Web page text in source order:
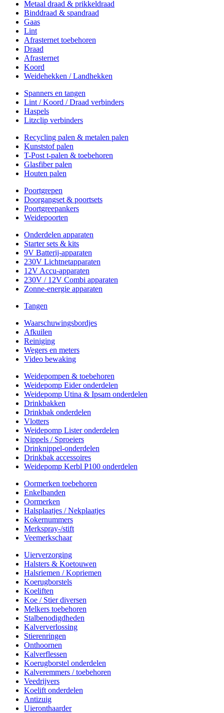
Metaal draad & prikkeldraad
Binddraad & spandraad
Gaas
Lint
Afrasternet toebehoren
Draad
Afrasternet
Koord
Weidehekken / Landhekken
Spanners en tangen
Lint / Koord / Draad verbinders
Haspels
Litzclip verbinders
Recycling palen & metalen palen
Kunststof palen
T-Post t-palen & toebehoren
Glasfiber palen
Houten palen
Poortgrepen
Doorgangset & poortsets
Poortgreepankers
Weidepoorten
Onderdelen apparaten
Starter sets & kits
9V Batterij-apparaten
230V Lichtnetapparaten
12V Accu-apparaten
230V / 12V Combi apparaten
Zonne-energie apparaten
Tangen
Waarschuwingsbordjes
Afkuilen
Reiniging
Wegers en meters
Video bewaking
Weidepompen & toebehoren
Weidepomp Eider onderdelen
Weidepomp Utina & Ipsam onderdelen
Drinkbakken
Drinkbak onderdelen
Vlotters
Weidepomp Lister onderdelen
Nippels / Sproeiers
Drinknippel-onderdelen
Drinkbak accessoires
Weidepomp Kerbl P100 onderdelen
Oormerken toebehoren
Enkelbanden
Oormerken
Halsplaatjes / Nekplaatjes
Kokernummers
Merkspray-/stift
Veemerkschaar
Uierverzorging
Halsters & Koetouwen
Halsriemen / Kopriemen
Koerugborstels
Koeliften
Koe / Stier diversen
Melkers toebehoren
Stalbenodigdheden
Kalververlossing
Stierenringen
Onthoornen
Kalverflessen
Koerugborstel onderdelen
Kalveremmers / toebehoren
Veedrijvers
Koelift onderdelen
Antizuig
Uieronthaarder